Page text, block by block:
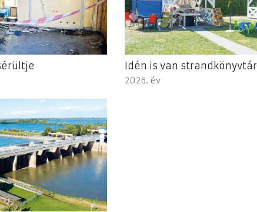
Idén is van strandkönyvtár
2026. év